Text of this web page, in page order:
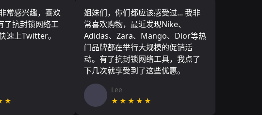
常感兴趣，喜欢
了抗封锁网络工
速上Twitter。
姐妹们，你们都应该感受过... 我非
常喜欢购物，最近发现Nike、
Adidas、Zara、Mango、Dior等热
门品牌都在举行大规模的促销活
动。有了抗封锁网络工具，我点了
下几次就享受到了这些优惠。
Lee
★★★★★